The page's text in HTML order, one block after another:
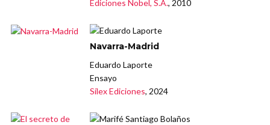
Ediciones Nobel, S.A., 2010
Navarra-Madrid
Eduardo Laporte
Ensayo
Sílex Ediciones, 2024